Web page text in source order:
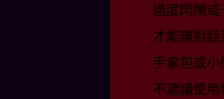
過度閃爍
才能讓對
手拿包或
不建議使